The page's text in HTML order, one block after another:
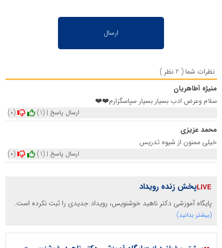
نظرات شما ( 2 نظر )
منیژه آطاهریان
سلام وعرض ادب بسیار بسیار سپاسگزارم❤️❤️
(1)
(0) ارسال پاسخ |
محمد عزیزی
خیلی ممنون از شیوه تدریس
(1)
(0) ارسال پاسخ |
پخش زنده رویداد
پایگاه آموزشی دکتر ناهید خوشنویس، رویداد جدیدی را ثبت نکرده است.
(بیشتر بدانید)